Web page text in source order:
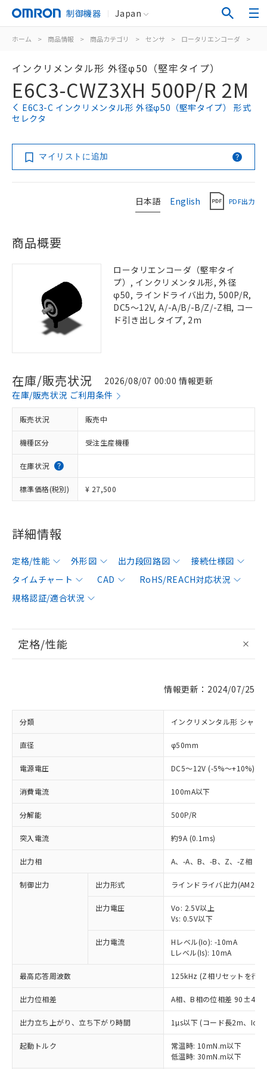
制御機器 Japan
ホーム > 商品情報 > 商品カテゴリ > センサ > ロータリエンコーダ >
インクリメンタル形 外径φ50（堅牢タイプ）
E6C3-CWZ3XH 500P/R 2M
E6C3-C インクリメンタル形 外径φ50（堅牢タイプ） 形式
セレクタ
マイリストに追加
日本語 English PDF出力
商品概要
ロータリエンコーダ（堅牢タイ
プ）, インクリメンタル形, 外径
φ50, ラインドライバ出力, 500P/R,
DC5～12V, A/-A/B/-B/Z/-Z相, コー
ド引き出しタイプ, 2m
在庫/販売状況
2026/08/07 00:00 情報更新
在庫/販売状況 ご利用条件
販売状況 販売中
機種区分 受注生産機種
在庫状況
標準価格(税別) ¥ 27,500
詳細情報
定格/性能 外形図 出力段回路図
接続仕様図
タイムチャート
CAD
RoHS/REACH対応状況
規格認証/適合状況
定格/性能
情報更新：2024/07/25
分類 インクリメンタル形 シャフ
直径 φ50mm
電源電圧 DC5～12V (-5%～+10%)
消費電流 100mA以下
分解能 500P/R
突入電流 約9A (0.1ms)
出力相 A、-A、B、-B、Z、-Z相
制御出力 出力形式 ラインドライバ出力
出力電圧
Vo: 2.5V以上
Vs: 0.5V以下
出力電流
Hレベル(Io): -10mA
Lレベル(Is): 10mA
最高応答周波数 125kHz (Z相リセットを行
出力位相差 A相、B相の位相差
出力立ち上がり、立ち下がり時間 1µs以下 (コード長2m、
起動トルク
常温時: 10mN.m以下
低温時: 30mN.m以下
※1 対応状況
対応済み：EU RoHS指令（10物質）の